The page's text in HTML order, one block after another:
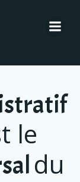
le
du